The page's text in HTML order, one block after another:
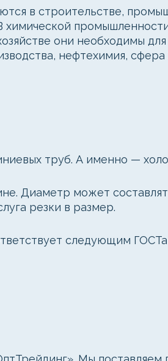
в строительстве,
химической
они необходимы
нефтехимия,
труб. А именно —
Диаметр может
резки в размер.
следующим